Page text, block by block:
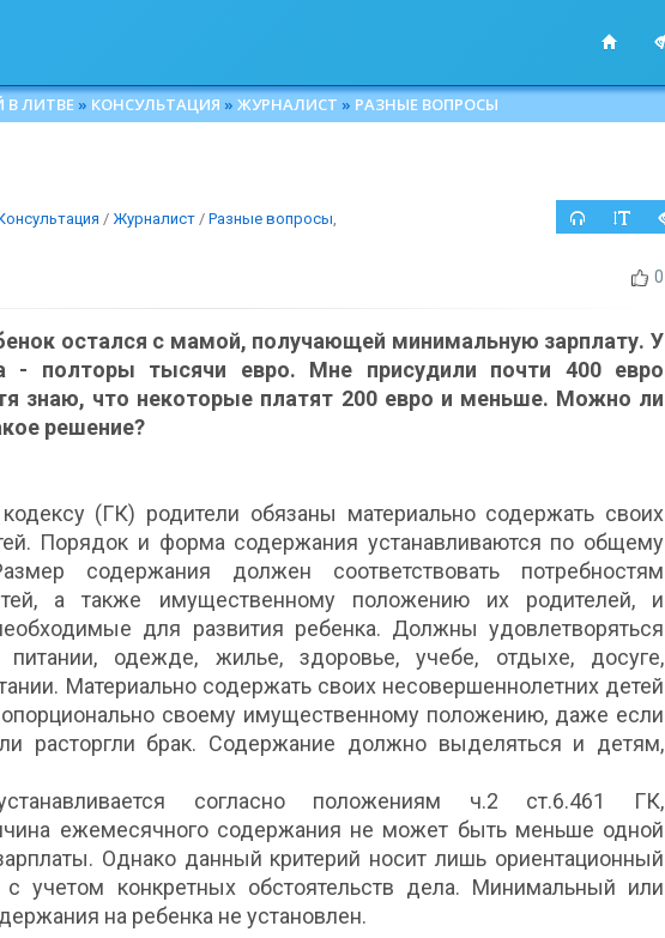
В ЛИТВЕ » КОНСУЛЬТАЦИЯ » ЖУРНАЛИСТ » РАЗНЫЕ ВОПРОСЫ
/ Журналист / Разные вопросы,
0
остался с мамой, получающей минимальную зарплату. У
- полторы тысячи евро. Мне присудили почти 400 евро
знаю, что некоторые платят 200 евро и меньше. Можно ли
решение?
(ГК) родители обязаны материально содержать своих
Порядок и форма содержания устанавливаются по общему
содержания должен соответствовать потребностям
а также имущественному положению их родителей, и
для развития ребенка. Должны удовлетворяться
питании, одежде, жилье, здоровье, учебе, отдыхе, досуге,
Материально содержать своих несовершеннолетних детей
своему имущественному положению, даже если
расторгли брак. Содержание должно выделяться и детям,
согласно положениям ч.2 ст.6.461 ГК,
ежемесячного содержания не может быть меньше одной
Однако данный критерий носит лишь ориентационный
с учетом конкретных обстоятельств дела. Минимальный или
на ребенка не установлен.